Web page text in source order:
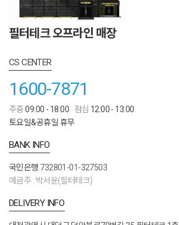
필터테크 오프라인 매장
CS CENTER
1600-7871
주중09:00 - 18:00 점심 12:00 - 13:00
토요일&공휴일 휴무
BANK INFO
국민은행 732801-01-327503
예금주 : 박서윤(필터테크)
DELIVERY INFO